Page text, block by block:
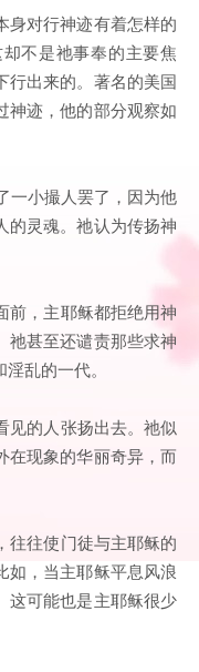
身对行神迹有着怎样的
不是祂事奉的主要焦
行出来的。著名的美国
神迹，他的部分观察如
一小撮人罢了，因为他
的灵魂。祂认为传扬神
前，主耶稣都拒绝用神
祂甚至还谴责那些求神
乱的一代。
见的人张扬出去。祂似
在现象的华丽奇异，而
往往使门徒与主耶稣的
如，当主耶稣平息风浪
这可能也是主耶稣很少